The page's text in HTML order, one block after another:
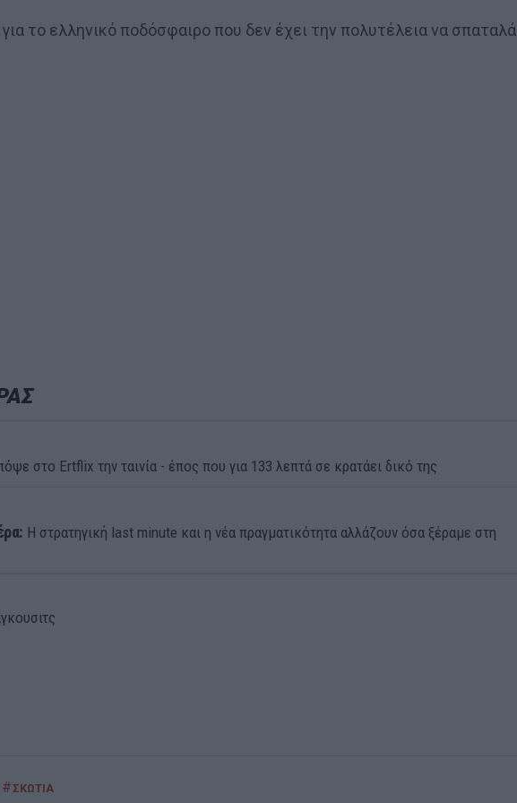
το ελληνικό ποδόσφαιρο που δεν έχει την πολυτέλεια να σπαταλά
στο Ertflix την ταινία - έπος που για 133 λεπτά σε κρατάει δικό της
Η στρατηγική last minute και η νέα πραγματικότητα αλλάζουν όσα ξέραμε στη
#ΣΚΩΤΙΑ